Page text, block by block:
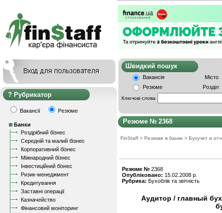
Рубрикатор
Вакансії Резюме
Банки
Роздрібний бізнес
Середній та малий бізнес
Корпоративний бізнес
Міжнародний бізнес
Інвестиційний бізнес
Ризик-менеджмент
Кредитування
Заставні операції
Казначейство
Фінансовий моніторинг
Швидкий
Вакансія
Місто
Резюме
Розділ
Ключові слова
Резюме № 2368
FinStaff > Резюме в банке > Бухучет и
Резюме № 2368
Опубліковано: 15.02.2008 р.
Рубрика: Бухоблік та звітність
Аудитор / главный